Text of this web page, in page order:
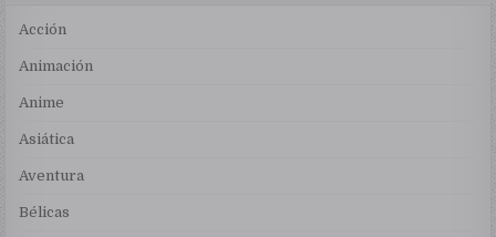
Acción
Animación
Anime
Asiática
Aventura
Bélicas